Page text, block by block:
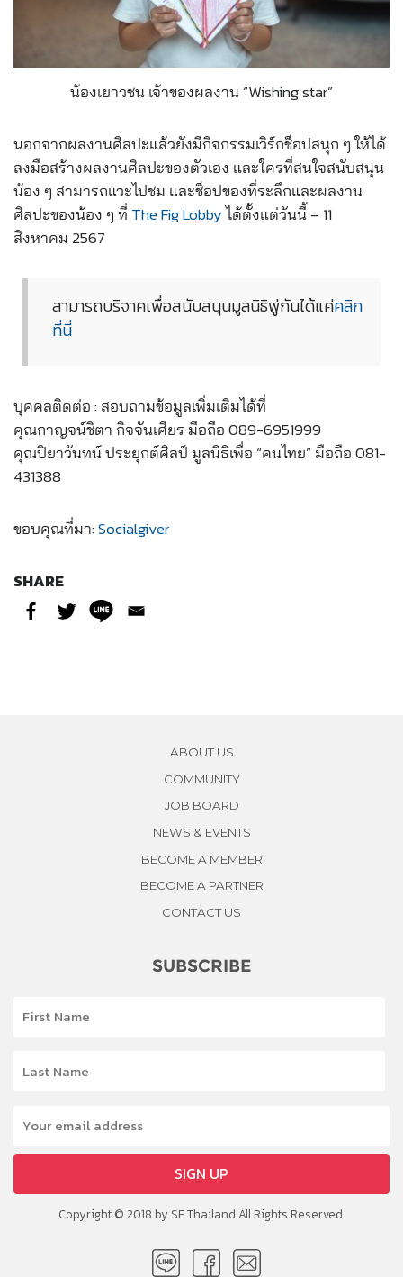
น้องเยาวชน เจ้าของผลงาน “Wishing star”
นอกจากผลงานศิลปะแล้วยังมีกิจกรรมเวิร์กช็อปสนุก ๆ ให้ได้
ลงมือสร้างผลงานศิลปะของตัวเอง และใครที่สนใจสนับสนุน
น้อง ๆ สามารถแวะไปชม และช็อปของที่ระลึกและผลงาน
ศิลปะของน้อง ๆ ที่ The Fig Lobbyได้ตั้งแต่วันนี้ – 11
สิงหาคม 2567
สามารถบริจาคเพื่อสนับสนุนมูลนิธิพู่กันได้แค่คลิก
ที่นี่
บุคคลติดต่อ : สอบถามข้อมูลเพิ่มเติมได้ที่
คุณกาญจน์ชิตา กิจจันเศียร มือถือ 089-6951999
คุณปิยาวันทน์ ประยุกต์ศิลป์ มูลนิธิเพื่อ “คนไทย” มือถือ 081-
431388
ขอบคุณที่มา:Socialgiver
SHARE
ABOUT US
COMMUNITY
JOB BOARD
NEWS & EVENTS
BECOME A MEMBER
BECOME A PARTNER
CONTACT US
SUBSCRIBE
SIGN UP
Copyright © 2018 by SE Thailand All Rights Reserved.